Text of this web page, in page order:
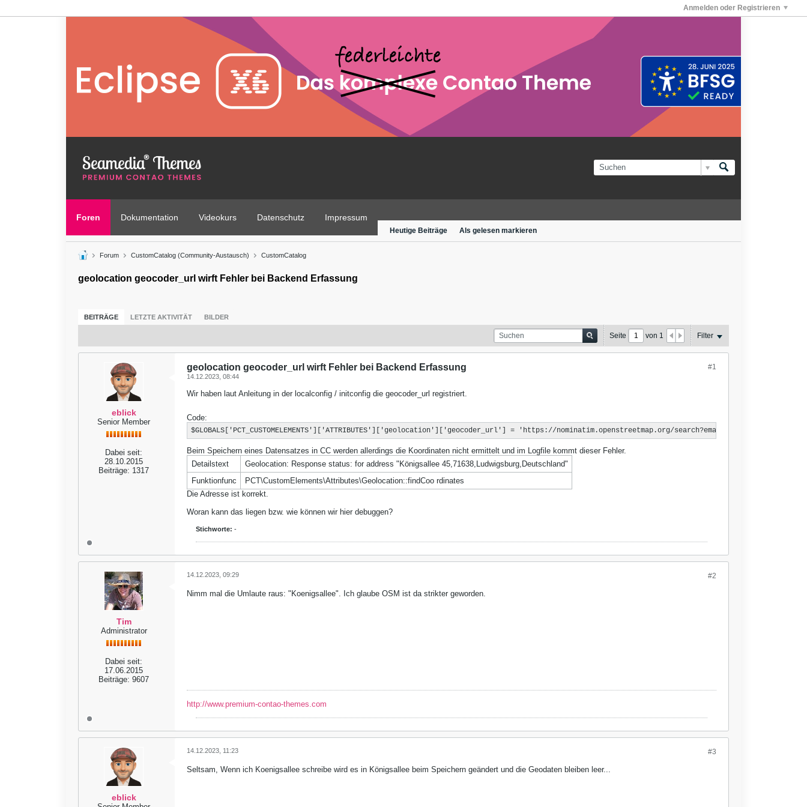
Anmelden oder Registrieren
Foren Dokumentation Videokurs Datenschutz Impressum
Heutige Beiträge Als gelesen markieren
Forum CustomCatalog (Community-Austausch) CustomCatalog
geolocation geocoder_url wirft Fehler bei Backend Erfassung
BEITRÄGE LETZTE AKTIVITÄT BILDER
Seite von 1 Filter
eblick
Senior Member
Dabei seit:
28.10.2015
Beiträge: 1317
#1
geolocation geocoder_url wirft Fehler bei Backend Erfassung
14.12.2023, 08:44
Wir haben laut Anleitung in der localconfig / initconfig die geocoder_url registriert.
Code:
$GLOBALS['PCT_CUSTOMELEMENTS']['ATTRIBUTES']['geolocation']['geocoder_url'] = 'https://nominatim.openstreetmap.org/search?email=email@email.de';
Beim Speichern eines Datensatzes in CC werden allerdings die Koordinaten nicht ermittelt und im Logfile kommt dieser Fehler.
Detailstext
Geolocation: Response status: for address "Königsallee 45,71638,Ludwigsburg,Deutschland"
Funktionfunc
PCT\CustomElements\Attributes\Geolocation::findCoo rdinates
Die Adresse ist korrekt.
Woran kann das liegen bzw. wie können wir hier debuggen?
Stichworte: -
Tim
Administrator
Dabei seit:
17.06.2015
Beiträge: 9607
#2
14.12.2023, 09:29
Nimm mal die Umlaute raus: "Koenigsallee". Ich glaube OSM ist da strikter geworden.
http://www.premium-contao-themes.com
eblick
#3
14.12.2023, 11:23
Seltsam, Wenn ich Koenigsallee schreibe wird es in Königsallee beim Speichern geändert und die Geodaten bleiben leer...